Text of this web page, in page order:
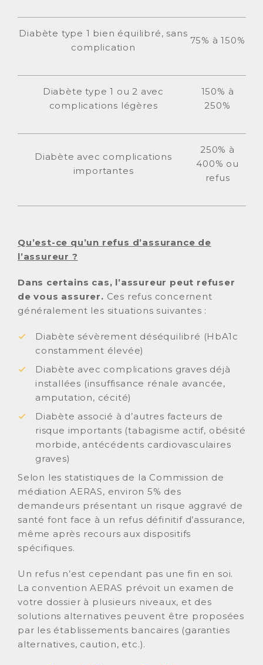
Diabète type 1 bien équilibré, sans
complication
75% à 150%
Diabète type 1 ou 2 avec
complications légères
150% à
250%
Diabète avec complications
importantes
250% à
400% ou
refus
Qu’est-ce qu’un refus d’assurance de
l’assureur ?
Dans certains cas, l’assureur peut refuser
de vous assurer. Ces refus concernent
généralement les situations suivantes :
Diabète sévèrement déséquilibré (HbA1c
constamment élevée)
Diabète avec complications graves déjà
installées (insuffisance rénale avancée,
amputation, cécité)
Diabète associé à d’autres facteurs de
risque importants (tabagisme actif, obésité
morbide, antécédents cardiovasculaires
graves)
Selon les statistiques de la Commission de
médiation AERAS, environ 5% des
demandeurs présentant un risque aggravé de
santé font face à un refus définitif d’assurance,
même après recours aux dispositifs
spécifiques.
Un refus n’est cependant pas une fin en soi.
La convention AERAS prévoit un examen de
votre dossier à plusieurs niveaux, et des
solutions alternatives peuvent être proposées
par les établissements bancaires (garanties
alternatives, caution, etc.).